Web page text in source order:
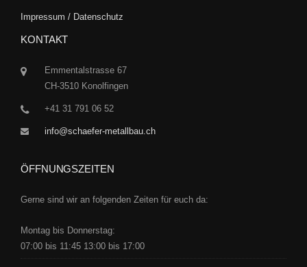
Impressum / Datenschutz
KONTAKT
Emmentalstrasse 67
CH-3510 Konolfingen
+41 31 791 06 52
info@schaefer-metallbau.ch
ÖFFNUNGSZEITEN
Gerne sind wir an folgenden Zeiten für euch da:
Montag bis Donnerstag:
07:00 bis 11:45 13:00 bis 17:00